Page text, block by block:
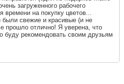
загруженного рабочего
времени на покупку цветов...
были свежие и красивые (и не
прошло отлично! Я уверена, что
рекомендовать своим друзьям